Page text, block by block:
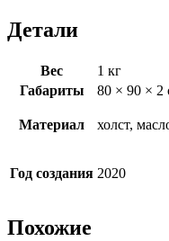
Детали
Вес
1 кг
Габариты
80 × 90 × 2
Материал холст,
Год создания 2020
Похожие